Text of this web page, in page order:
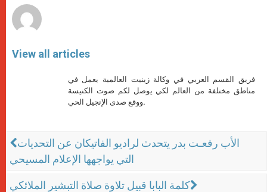
View all articles
فريق القسم العربي في وكالة زينيت العالمية يعمل في
مناطق مختلفة من العالم لكي يوصل لكم صوت الكنيسة
ووقع صدى الإنجيل الحي.
الأب رفعـت بدر يتحدث لراديو الفاتيكان عن التحديات
التي يواجهها الإعلام المسيحي
كلمة البابا قبيل تلاوة صلاة التبشير الملائكي